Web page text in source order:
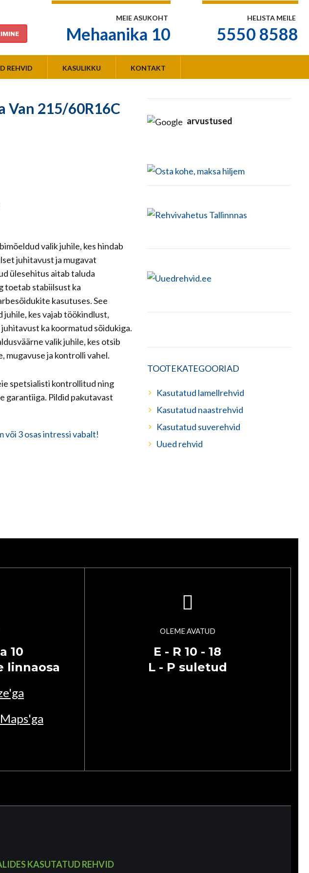
MEIE ASUKOHT
Mehaanika 10
HELISTA MEILE
5550 8588
REHVID KASULIKKU KONTAKT
Van 215/60R16C
valik juhile, kes hindab
juhitavust ja mugavat
ülesehitus aitab taluda
toetab stabiilsust ka
kasutuses. See
kes vajab töökindlust,
ka koormatud sõidukiga.
valik juhile, kes otsib
mugavuse ja kontrolli vahel.
spetsialisti kontrollitud ning
garantiiga. Pildid pakutavast
arvustused
TOOTEKATEGOORIAD
Kasutatud lamellrehvid
Kasutatud naastrehvid
Kasutatud suverehvid
Uued rehvid
10
linnaosa
OLEME AVATUD
E - R 10 - 18
L - P suletud
KASUTATUD REHVID